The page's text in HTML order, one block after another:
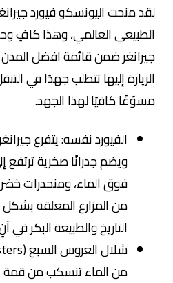
لقد منحت اليونسكو فيورد
الطبيعي العالمي، وهذا كافٍ
جيرانغر ضمن قائمة افضل المدن
الزيارة إليها تتطلب جهدًا في
مسوّغًا كافيًا لهذا الجهد.
الفيورد نفسه: يتفرع
فوق الماء، ومنحدرات
من المزارع المعلقة
التاريخ والطبيعة البكر في
من الماء تنسكب من قمة